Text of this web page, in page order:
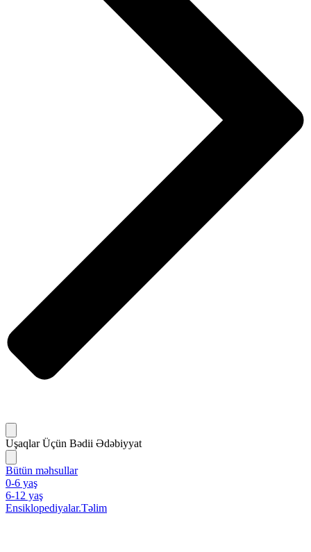
Uşaqlar Üçün Bədii Ədəbiyyat
Bütün məhsullar
0-6 yaş
6-12 yaş
Ensiklopediyalar.Təlim